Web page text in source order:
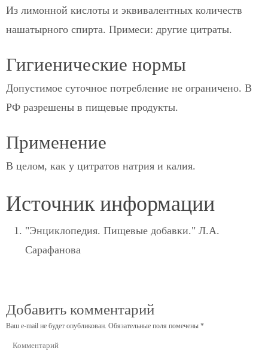
Из лимонной кислоты и эквивалентных количеств
нашатырного спирта. Примеси: другие цитраты.
Гигиенические нормы
Допустимое суточное потребление не ограничено. В
РФ разрешены в пищевые продукты.
Применение
В целом, как у цитратов натрия и калия.
Источник информации
"Энциклопедия. Пищевые добавки." Л.А.
Сарафанова
Добавить комментарий
Ваш e-mail не будет опубликован. Обязательные поля помечены *